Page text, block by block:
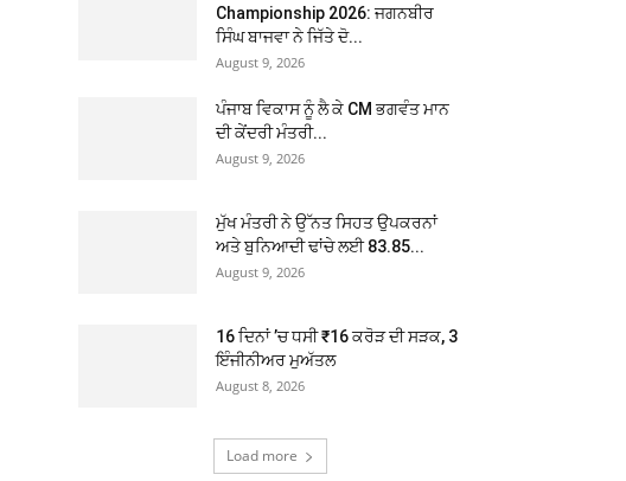
Championship 2026: ਜਗਨਬੀਰ
ਸਿੰਘ ਬਾਜਵਾ ਨੇ ਜਿੱਤੇ ਦੋ...
August 9, 2026
ਪੰਜਾਬ ਵਿਕਾਸ ਨੂੰ ਲੈ ਕੇ CM ਭਗਵੰਤ ਮਾਨ
ਦੀ ਕੇਂਦਰੀ ਮੰਤਰੀ...
August 9, 2026
ਮੁੱਖ ਮੰਤਰੀ ਨੇ ਉੱਨਤ ਸਿਹਤ ਉਪਕਰਨਾਂ
ਅਤੇ ਬੁਨਿਆਦੀ ਢਾਂਚੇ ਲਈ 83.85...
August 9, 2026
16 ਦਿਨਾਂ ’ਚ ਧਸੀ ₹16 ਕਰੋੜ ਦੀ ਸੜਕ, 3
ਇੰਜੀਨੀਅਰ ਮੁਅੱਤਲ
August 8, 2026
Load more